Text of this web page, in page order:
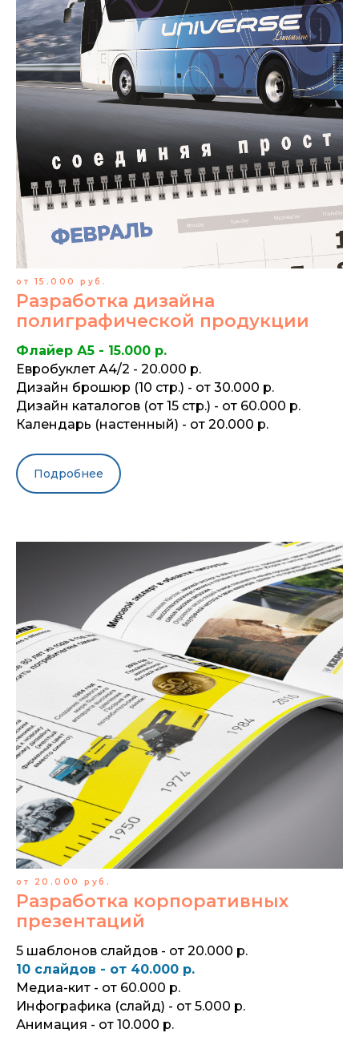
от 15.000 руб.
Разработка дизайна
полиграфической продукции
Флайер А5 - 15.000 р.
Евробуклет А4/2 - 20.000 р.
Дизайн брошюр (10 стр.) - от 30.000 р.
Дизайн каталогов (от 15 стр.) - от 60.000 р.
Календарь (настенный) - от 20.000 р.
Подробнее
от 20.000 руб.
Разработка корпоративных
презентаций
5 шаблонов слайдов - от 20.000 р.
10 слайдов - от 40.000 р.
Медиа-кит - от 60.000 р.
Инфографика (слайд) - от 5.000 р.
Анимация - от 10.000 р.